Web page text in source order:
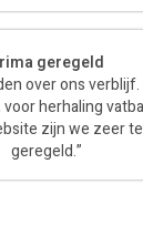
geregeld
over ons
herhaling
zijn we zeer
geregeld.”